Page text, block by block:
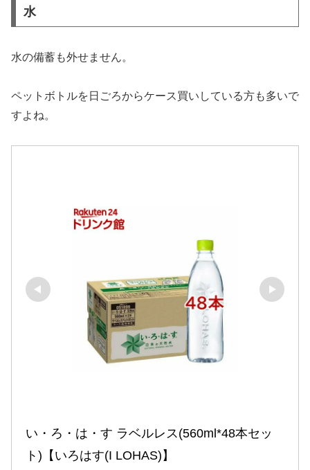
水
水の備蓄も外せません。
ペットボトルを日ごろからケース買いしている方も多いで
すよね。
い・ろ・は・す ラベルレス(560ml*48本セッ
ト)【いろはす(I LOHAS)】